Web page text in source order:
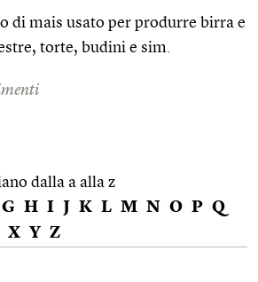
di mais usato per produrre birra e
torte, budini e sim.
dalla a alla z
G H I J K L M N O P Q
X Y Z